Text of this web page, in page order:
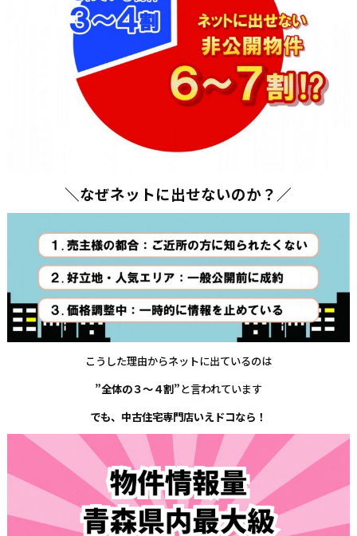
＼なぜネットに出せないのか？／
こうした理由からネットに出ているのは
”全体の３～４割”と言われています
でも、中古住宅専門店いえドコなら！